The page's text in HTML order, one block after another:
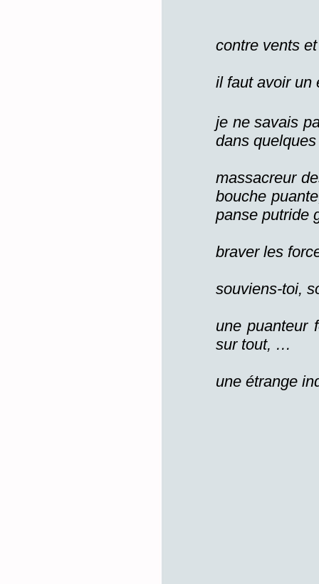
contre vents
il faut avoir un
je ne savais
dans
massacreur
bouche
panse putride
braver les
souviens-toi,
une puanteur
sur tout, …
une étrange